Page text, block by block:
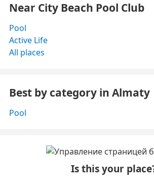
Near City Beach Pool Club
Pool
Active Life
All places
Best by category in Almaty
Pool
Is this your